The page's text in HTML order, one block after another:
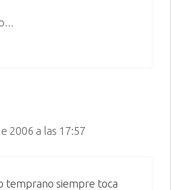
2006 a las 17:57
temprano siempre toca